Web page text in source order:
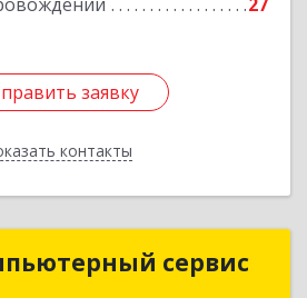
заявку
контакты
Подробнее
заявку
Назад
сервис
сервис